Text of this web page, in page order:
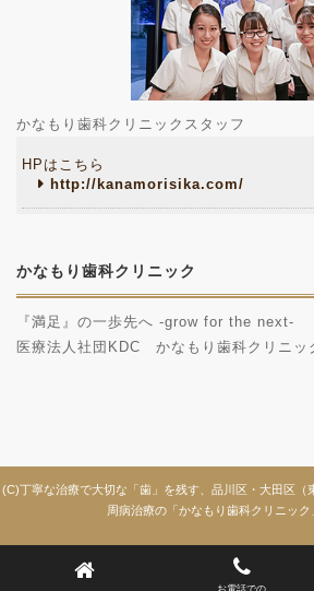
かなもり歯科クリニックスタッフ
HPはこちら
http://kanamorisika.com/
かなもり歯科クリニック
『満足』の一歩先へ -grow for the next-
医療法人社団KDC かなもり歯科クリニッ
(C)丁寧な治療で大切な「歯」を残す、品川区・大田区（
周病治療の「かなもり歯科クリニック
お電話での